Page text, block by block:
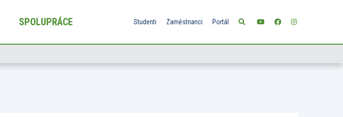
SPOLUPRÁCE Studenti Zaměstnanci Portál